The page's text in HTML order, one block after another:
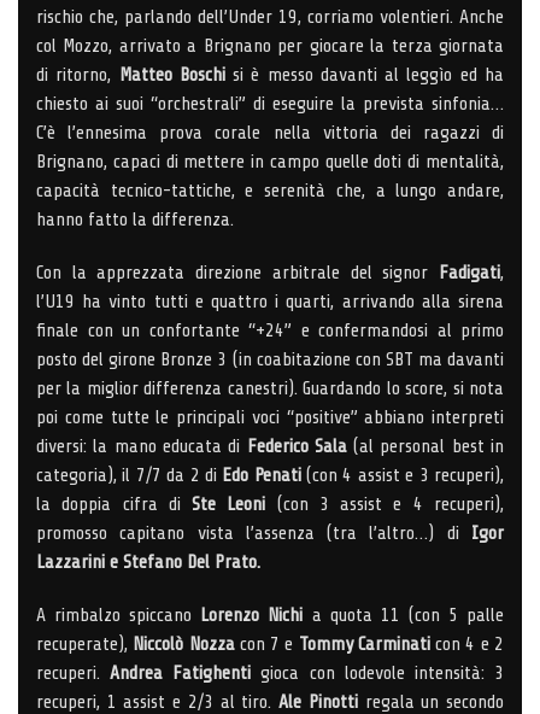
rischio che, parlando dell’Under 19, corriamo volentieri. Anche
col Mozzo, arrivato a Brignano per giocare la terza giornata
di ritorno, Matteo Boschisi è messo davanti al leggìo ed ha
chiesto ai suoi “orchestrali” di eseguire la prevista sinfonia…
C’è l’ennesima prova corale nella vittoria dei ragazzi di
Brignano, capaci di mettere in campo quelle doti di mentalità,
capacità tecnico-tattiche, e serenità che, a lungo andare,
hanno fatto la differenza.
Con la apprezzata direzione arbitrale del signor Fadigati,
l’U19 ha vinto tutti e quattro i quarti, arrivando alla sirena
finale con un confortante “+24” e confermandosi al primo
posto del girone Bronze 3 (in coabitazione con SBT ma davanti
per la miglior differenza canestri). Guardando lo score, si nota
poi come tutte le principali voci “positive” abbiano interpreti
diversi: la mano educata di Federico Sala(al personal best in
categoria), il 7/7 da 2 di Edo Penati(con 4 assist e 3 recuperi),
la doppia cifra diSte Leoni (con 3 assist e 4 recuperi),
promosso capitano vista l’assenza (tra l’altro…) di Igor
Lazzarini e Stefano Del Prato.
A rimbalzo spiccano Lorenzo Nichi a quota 11 (con 5 palle
recuperate), Niccolò Nozzacon 7 e Tommy Carminaticon 4 e 2
recuperi.Andrea Fatighenti gioca con lodevole intensità: 3
recuperi, 1 assist e 2/3 al tiro.Ale Pinottiregala un secondo